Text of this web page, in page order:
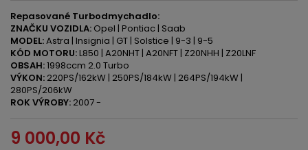
Repasované Turbodmychadlo:
ZNAČKU VOZIDLA: Opel | Pontiac | Saab
MODEL:Astra | Insignia | GT | Solstice | 9-3 | 9-5
KÓD MOTORU:L850 | A20NHT | A20NFT | Z20NHH | Z20LNF
OBSAH:1998ccm 2.0 Turbo
VÝKON: 220PS/162kW | 250PS/184kW | 264PS/194kW |
280PS/206kW
ROK VÝROBY: 2007 -
9 000,00 Kč